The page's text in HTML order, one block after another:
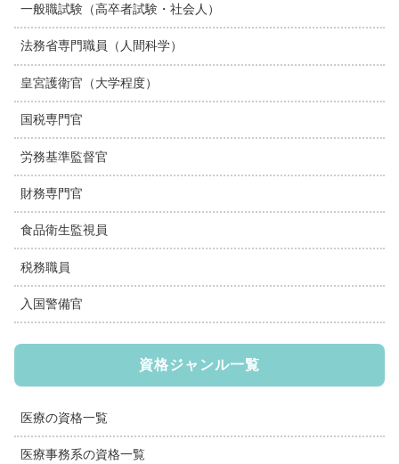
一般職試験（高卒者試験・社会人）
法務省専門職員（人間科学）
皇宮護衛官（大学程度）
国税専門官
労務基準監督官
財務専門官
食品衛生監視員
税務職員
入国警備官
資格ジャンル一覧
医療の資格一覧
医療事務系の資格一覧